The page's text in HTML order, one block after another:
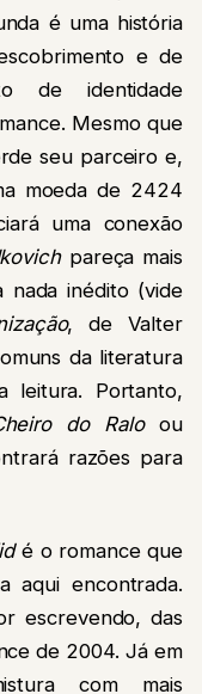
é uma história
e de
de identidade
Mesmo que
seu parceiro e,
moeda de 2424
uma conexão
pareça mais
nada inédito (vide
, de Valter
da literatura
leitura. Portanto,
do Raloou
razões para
é o romance que
aqui encontrada.
escrevendo, das
de 2004. Já em
com mais